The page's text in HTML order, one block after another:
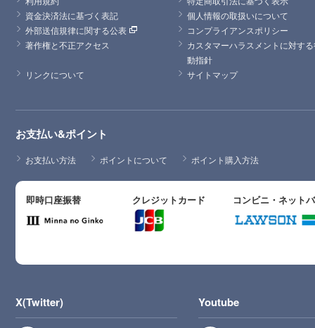
資金決済法に基づく表記
個人情報の取扱いについて
外部送信規律に関する公表
コンプライアンスポリシー
著作権と不正アクセス
カスタマーハラスメントに対す
動指針
リンクについて
サイトマップ
お支払い&ポイント
お支払い方法 ポイントについて ポイント購入方法
即時口座振替 クレジットカード コンビニ・ネット
X(Twitter) Youtube